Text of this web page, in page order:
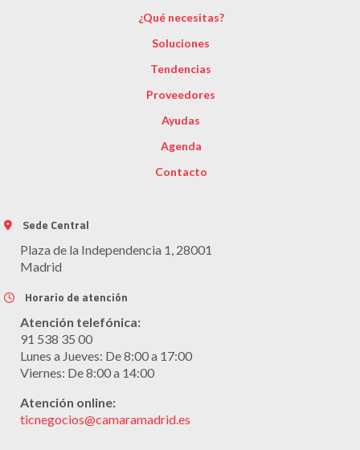
¿Qué necesitas?
Soluciones
Tendencias
Proveedores
Ayudas
Agenda
Contacto
Sede Central
Plaza de la Independencia 1, 28001
Madrid
Horario de atención
Atención telefónica:
91 538 35 00
Lunes a Jueves: De 8:00 a 17:00
Viernes: De 8:00 a 14:00
Atención online:
ticnegocios@camaramadrid.es